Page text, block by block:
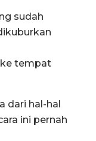
sudah
tempat
dari hal-hal
ini pernah